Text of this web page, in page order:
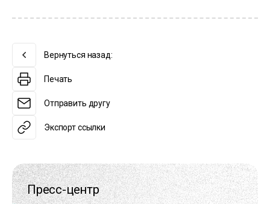
Пресс-центр
Вернуться назад:
Печать
Отправить другу
Экспорт ссылки